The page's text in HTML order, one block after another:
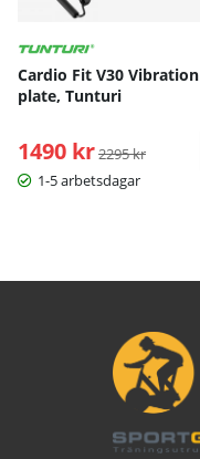
Cardio Fit V30 Vibration
plate, Tunturi
1490 kr Ordinarie pris:
2295 kr
1-5 arbetsdagar